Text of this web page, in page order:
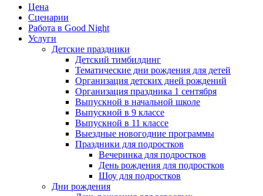
Цена
Сценарии
Работа в Good Night
Услуги
Детские праздники
Детский тимбилдинг
Тематические дни рождения для детей
Организация детских дней рождений
Организация праздника 1 сентября
Выпускной в начальной школе
Выпускной в 9 классе
Выпускной в 11 классе
Выездные новогодние программы
Праздники для подростков
Вечеринка для подростков
День рождения для подростков
Шоу для подростков
Дни рождения